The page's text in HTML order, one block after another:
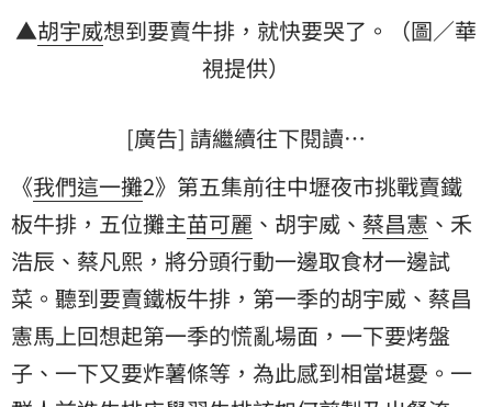
▲胡宇威想到要賣牛排，就快要哭了。（圖／華
視提供）
[廣告] 請繼續往下閱讀…
《我們這一攤2》第五集前往中壢夜市挑戰賣鐵
板牛排，五位攤主苗可麗 、胡宇威、 蔡昌憲 、禾
浩辰、蔡凡熙，將分頭行動一邊取食材一邊試
菜。聽到要賣鐵板牛排，第一季的胡宇威、蔡昌
憲馬上回想起第一季的慌亂場面，一下要烤盤
子、一下又要炸薯條等，為此感到相當堪憂。一